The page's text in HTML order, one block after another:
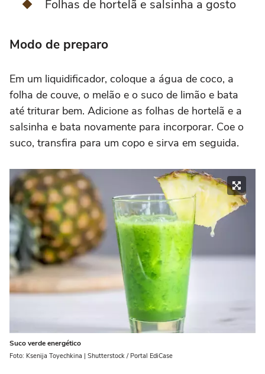
Folhas de hortelã e salsinha a gosto
Modo de preparo
Em um liquidificador, coloque a água de coco, a
folha de couve, o melão e o suco de limão e bata
até triturar bem. Adicione as folhas de hortelã e a
salsinha e bata novamente para incorporar. Coe o
suco, transfira para um copo e sirva em seguida.
Suco verde energético
Foto: Ksenija Toyechkina | Shutterstock / Portal EdiCase